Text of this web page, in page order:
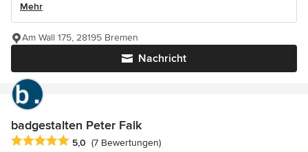
Mehr
Nachricht
Am Wall 175, 28195 Bremen
badgestalten Peter Falk
Durchschnittliche Bewertung: 5 von 5 Sternen
5,0 (7 Bewertungen)